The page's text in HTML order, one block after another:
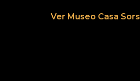
Ver Museo Casa Sors